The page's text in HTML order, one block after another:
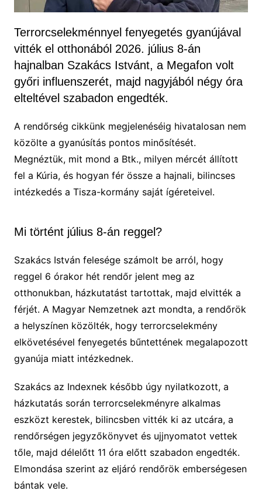
Terrorcselekménnyel fenyegetés gyanújával
vitték el otthonából 2026. július 8-án
hajnalban Szakács Istvánt, a Megafon volt
győri influenszerét, majd nagyjából négy óra
elteltével szabadon engedték.
A rendőrség cikkünk megjelenéséig hivatalosan nem
közölte a gyanúsítás pontos minősítését.
Megnéztük, mit mond a Btk., milyen mércét állított
fel a Kúria, és hogyan fér össze a hajnali, bilincses
intézkedés a Tisza-kormány saját ígéreteivel.
Mi történt július 8-án reggel?
Szakács István felesége számolt be arról, hogy
reggel 6 órakor hét rendőr jelent meg az
otthonukban, házkutatást tartottak, majd elvitték a
férjét. A Magyar Nemzetnek azt mondta, a rendőrök
a helyszínen közölték, hogy terrorcselekmény
elkövetésével fenyegetés bűntettének megalapozott
gyanúja miatt intézkednek.
Szakács az Indexnek később úgy nyilatkozott, a
házkutatás során terrorcselekményre alkalmas
eszközt kerestek, bilincsben vitték ki az utcára, a
rendőrségen jegyzőkönyvet és ujjnyomatot vettek
tőle, majd délelőtt 11 óra előtt szabadon engedték.
Elmondása szerint az eljáró rendőrök emberségesen
bántak vele.